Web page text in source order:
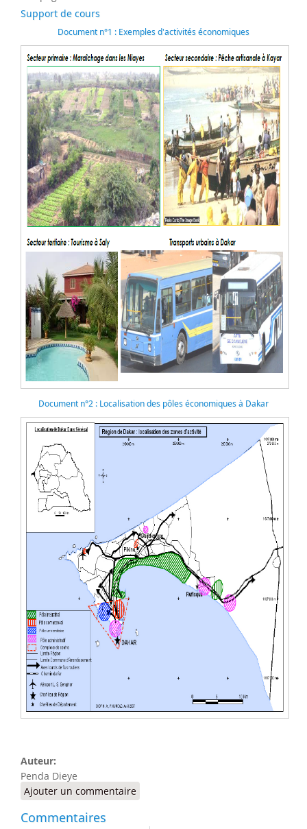
Support de cours
Document n°1 : Exemples d'activités économiques
Document n°2 : Localisation des pôles économiques à Dakar
Auteur:
Penda Dieye
Ajouter un commentaire
Commentaires